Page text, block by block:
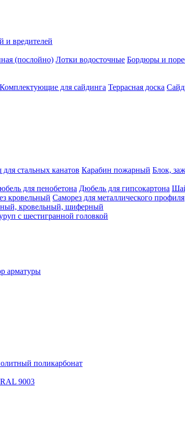
и вредителей
(послойно) Лотки водосточные Бордюры и
Комплектующие для сайдинга Террасная доска
стальных канатов Карабин пожарный Блок,
для пенобетона Дюбель для гипсокартона
кровельный Саморез для металлического профиля
кровельный, шиферный
с шестигранной головкой
арматуры
поликарбонат
9003